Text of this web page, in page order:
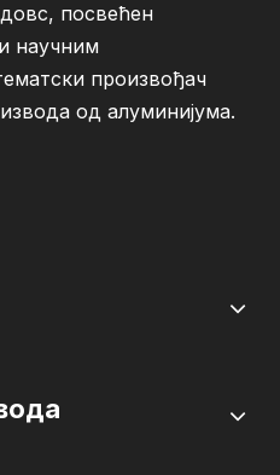
посвећен
научним
произвођач
од алуминијума.